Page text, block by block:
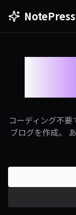
NotePress
コーディング不
ブログを作成。